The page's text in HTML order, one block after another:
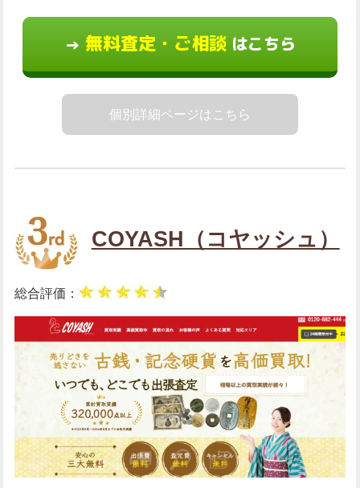
→ 無料査定・ご相談はこちら
個別詳細ページはこちら
COYASH（コヤッシュ）
総合評価：